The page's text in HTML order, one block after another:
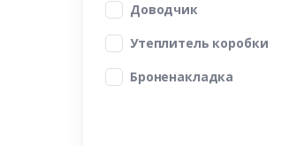
Доводчик
Утеплитель коробки
Броненакладка